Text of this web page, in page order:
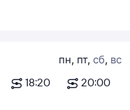
18:20
пн, пт, сб, вс
20:00